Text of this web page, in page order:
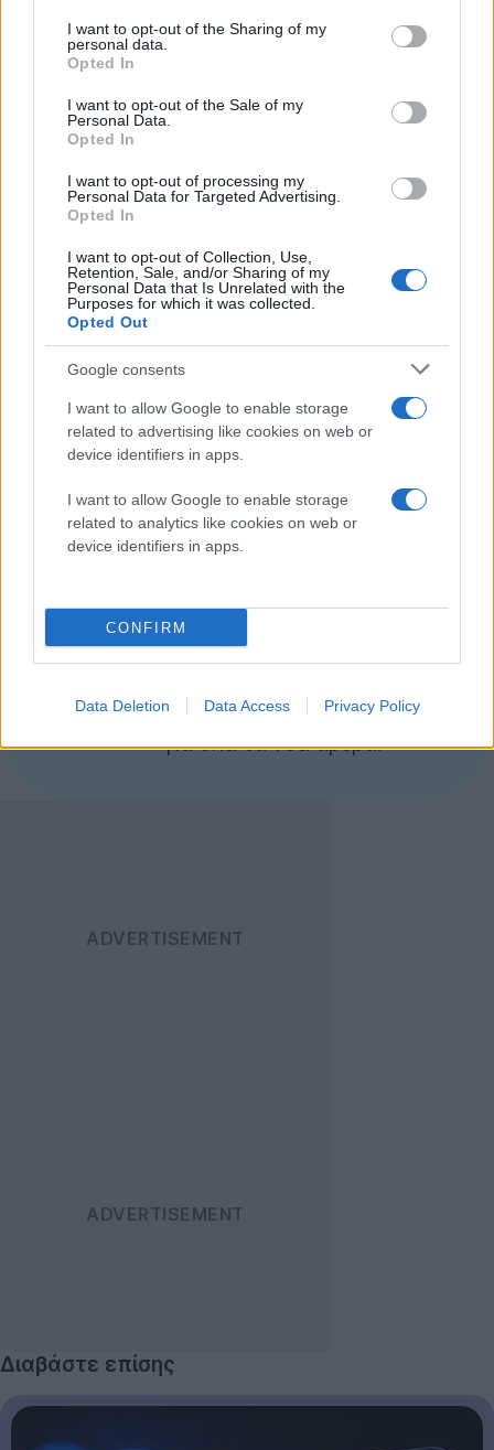
not limited to your visit or usage behaviour. You may click to
grant or deny consent to Google and its third-party tags to
use your data for below specified purposes in below Google
consent section.
I want to opt-out of the Sharing of my
personal data.
Opted In
I want to opt-out of the Sale of my
Personal Data.
Opted In
I want to opt-out of processing my
Personal Data for Targeted Advertising.
Opted In
I want to opt-out of Collection, Use,
Retention, Sale, and/or Sharing of my
Personal Data that Is Unrelated with the
Purposes for which it was collected.
Opted Out
Google consents
I want to allow Google to enable storage
related to advertising like cookies on web or
device identifiers in apps.
I want to allow Google to enable storage
related to analytics like cookies on web or
device identifiers in apps.
CONFIRM
Data Deletion Data Access Privacy Policy
Με το Facewash μπορείς να κάνεις μια λίστα με όλες
τις λέξεις που θέλεις να αναζητήσεις και στη
συνέχεια να διαγράψεις/τροποποιήσεις οτιδήποτε
σχετικό ή να ρυθμίσεις ποιος μπορεί να το βλέπει.
Όπως συνηθίζεται, η εφαρμογή ζητά πρόσβαση στα
δεδομένα, τις φωτογραφίες, το email και γενικά όλες
Facebook.
Οι ενδιαφερόμενοι θα βρουν το Facewash
Ακολουθήστε το
Techgear.gr στο Google
ενημερώνεστε άμεσα
για όλα τα νέα άρθρα!
Διαβάστε επίσης